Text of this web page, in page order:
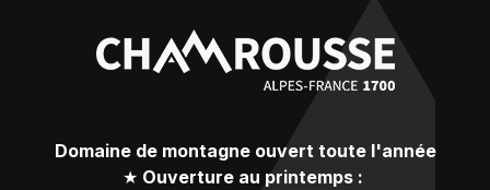
Domaine de montagne ouvert toute l'année
★ Ouverture au printemps :